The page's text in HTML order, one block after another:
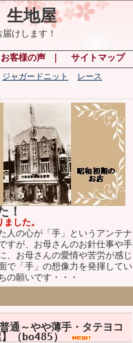
地屋
けします！
お客様の声 サイトマップ
ジャガードニット
レース
！
した。
人の心が「手」というアンテナ
すが、お母さんのお針仕事や手
、お母さんの愛情や苦労が感じ
で「手」の想像力を発揮してい
の願いです・・・
通～やや薄手・タテヨコ
】（bo485）